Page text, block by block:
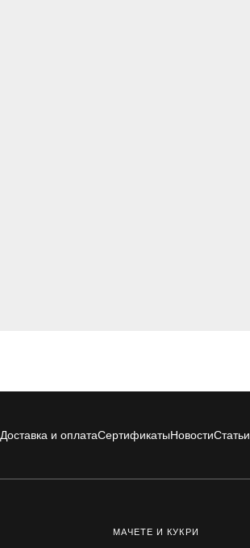
Доставка и оплатаСертификатыНовостиСтатьи
МАЧЕТЕ И КУКРИ